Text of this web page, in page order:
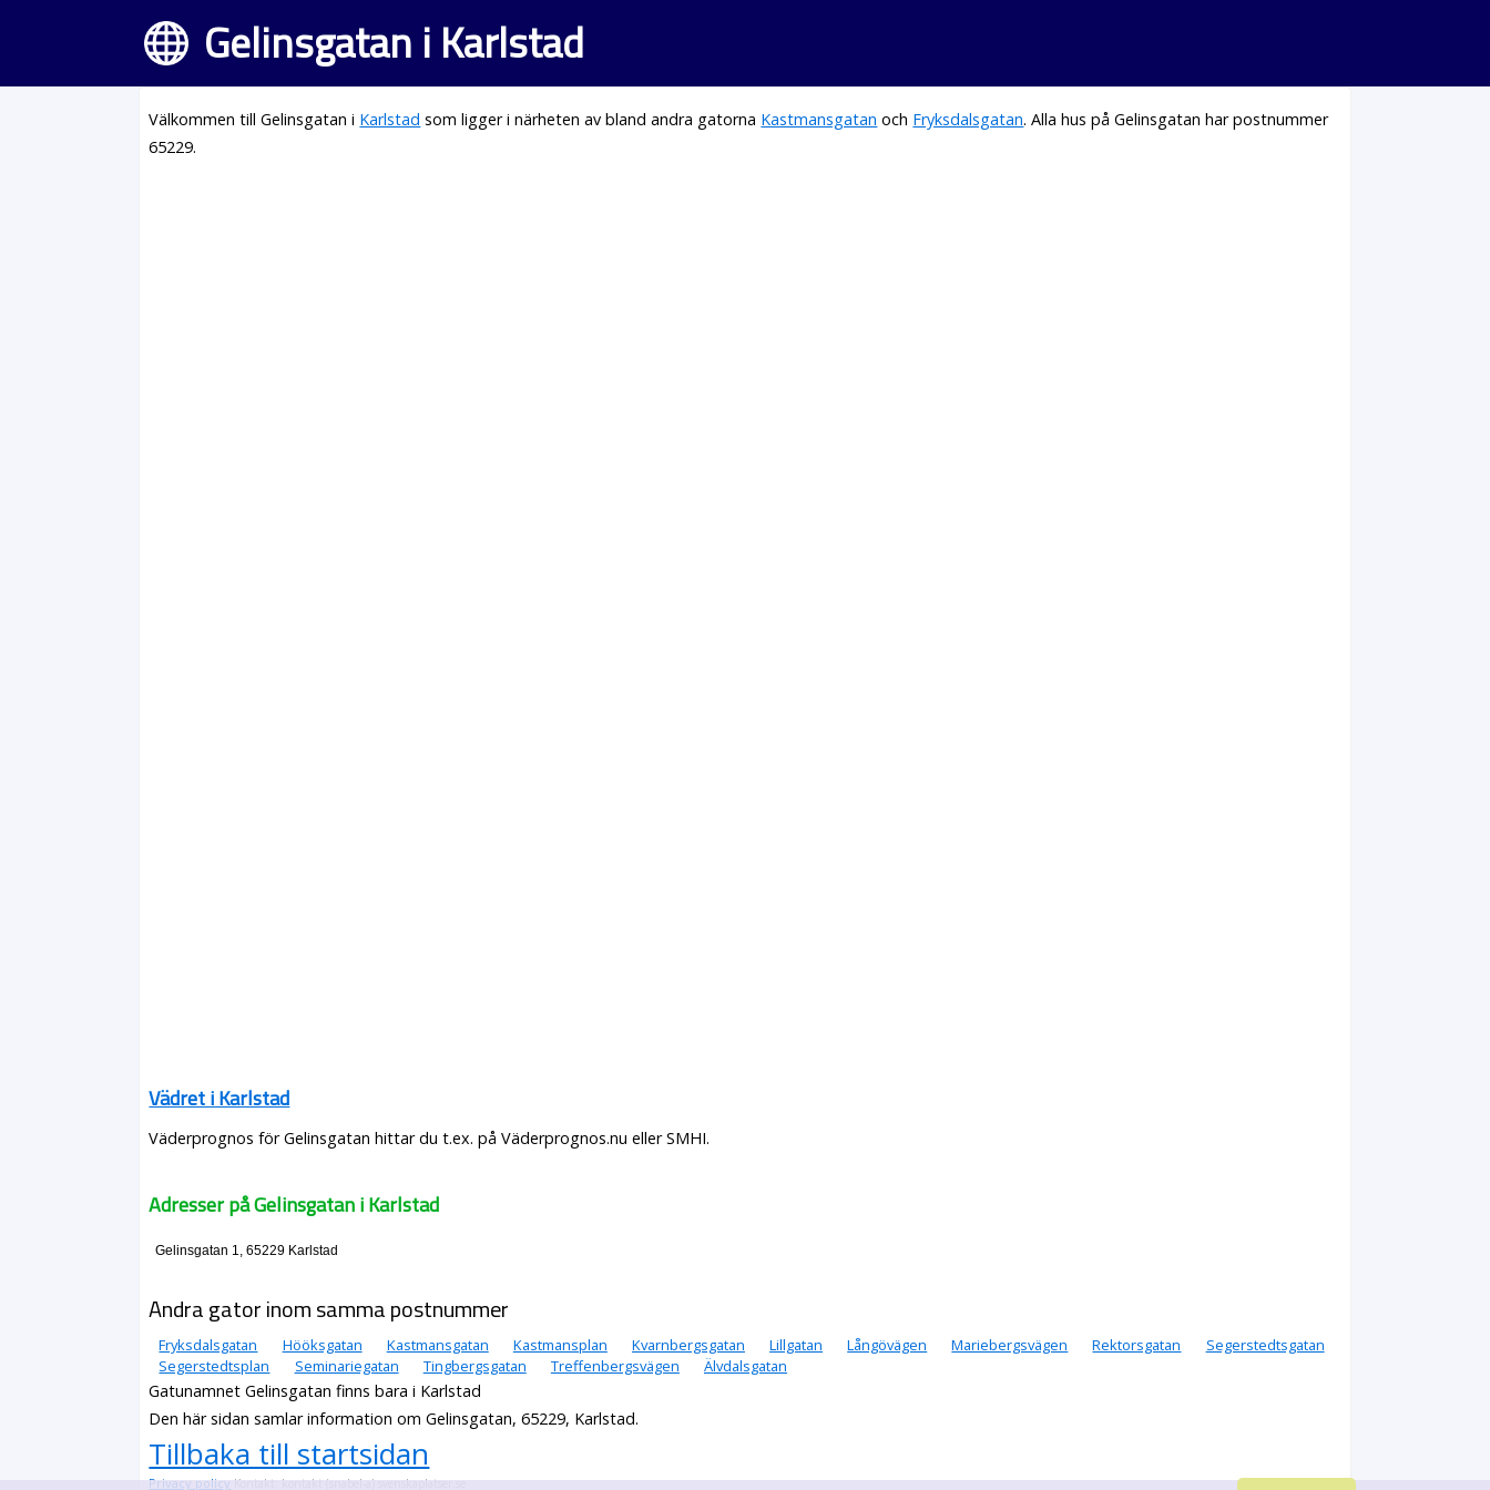
Gelinsgatan i Karlstad
Välkommen till Gelinsgatan i Karlstad som ligger i närheten av bland andra gatorna Kastmansgatan och Fryksdalsgatan. Alla hus på Gelinsgatan har postnummer
65229.
Vädret i Karlstad
Väderprognos för Gelinsgatan hittar du t.ex. på Väderprognos.nu eller SMHI.
Adresser på Gelinsgatan i Karlstad
Gelinsgatan 1, 65229 Karlstad
Andra gator inom samma postnummer
Fryksdalsgatan Hööksgatan Kastmansgatan Kastmansplan Kvarnbergsgatan Lillgatan Långövägen Mariebergsvägen Rektorsgatan
Segerstedtsgatan
Segerstedtsplan
Seminariegatan Tingbergsgatan Treffenbergsvägen Älvdalsgatan
Gatunamnet Gelinsgatan finns bara i Karlstad
Den här sidan samlar information om Gelinsgatan, 65229, Karlstad.
Tillbaka till startsidan
Privacy policyKontakt: kontakt (snabel-a) svenskaplatser.se